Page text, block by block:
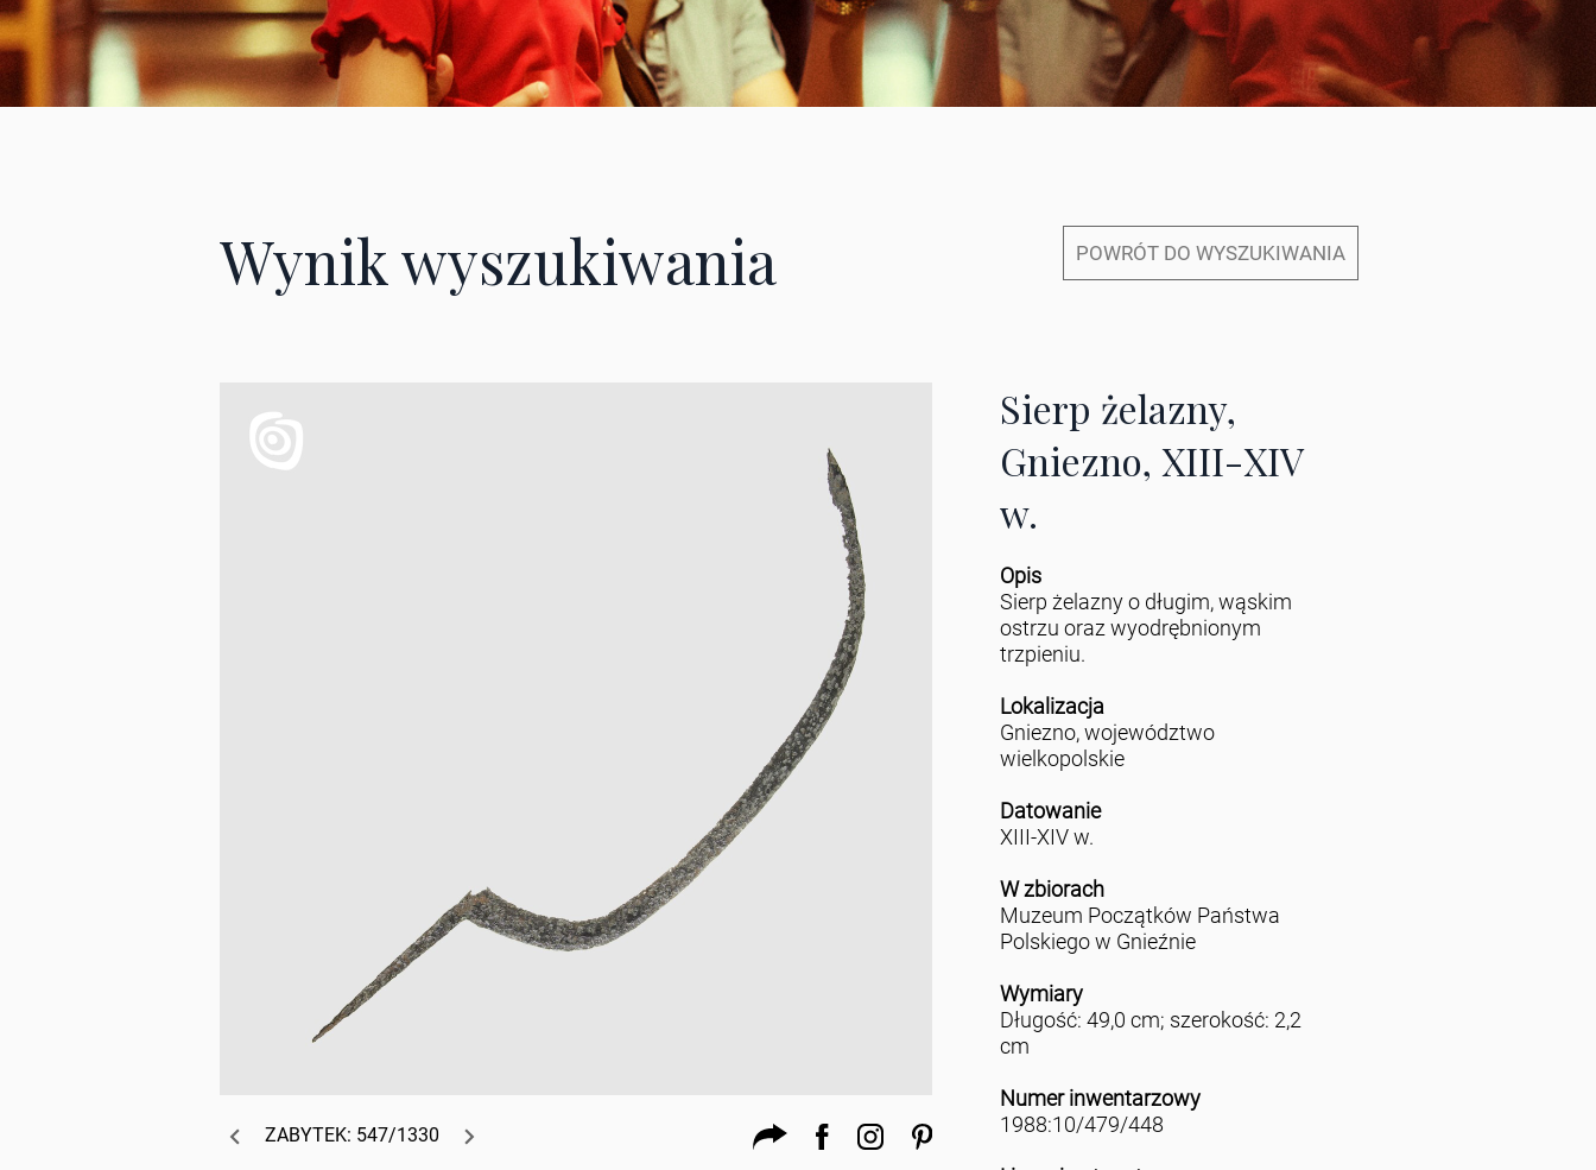
Wynik wyszukiwania POWRÓT DO WYSZUKIWANIA
ZABYTEK: 547/1330
Sierp żelazny,
Gniezno, XIII-XIV
w.
Opis
Sierp żelazny o długim, wąskim
ostrzu oraz wyodrębnionym
trzpieniu.
Lokalizacja
Gniezno, województwo
wielkopolskie
Datowanie
XIII-XIV w.
W zbiorach
Muzeum Początków Państwa
Polskiego w Gnieźnie
Wymiary
Długość: 49,0 cm; szerokość: 2,2
cm
Numer inwentarzowy
1988:10/479/448